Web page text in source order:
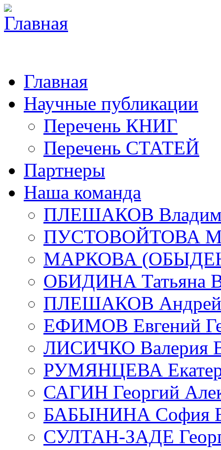
Главная
Научные публикации
Перечень КНИГ
Перечень СТАТЕЙ
Партнеры
Наша команда
ПЛЕШАКОВ
ПУСТОВОЙТОВА
МАРКОВА
ОБИДИНА Татьяна
ПЛЕШАКОВ Андрей
ЕФИМОВ Евгений
ЛИСИЧКО Валерия
РУМЯНЦЕВА
САГИН Георгий
БАБЫНИНА София
СУЛТАН-ЗАДЕ